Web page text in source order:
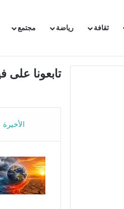
ثقافة رياضة مجتمع
تابعونا على
الأخيرة